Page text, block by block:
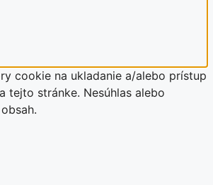
cookie na ukladanie a/alebo prístup
tejto stránke. Nesúhlas alebo